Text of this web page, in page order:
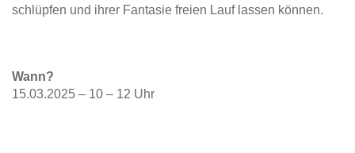
schlüpfen und ihrer Fantasie freien Lauf lassen können.
Wann?
15.03.2025 – 10 – 12 Uhr